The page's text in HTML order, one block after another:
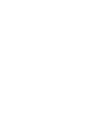
для выгула собак
улицы
под заказ